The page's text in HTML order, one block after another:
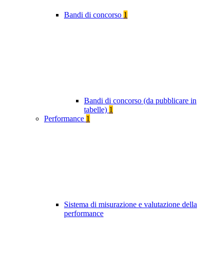
Bandi di concorso 1
Bandi di concorso (da pubblicare in
tabelle) 1
Performance 1
Sistema di misurazione e valutazione della
performance